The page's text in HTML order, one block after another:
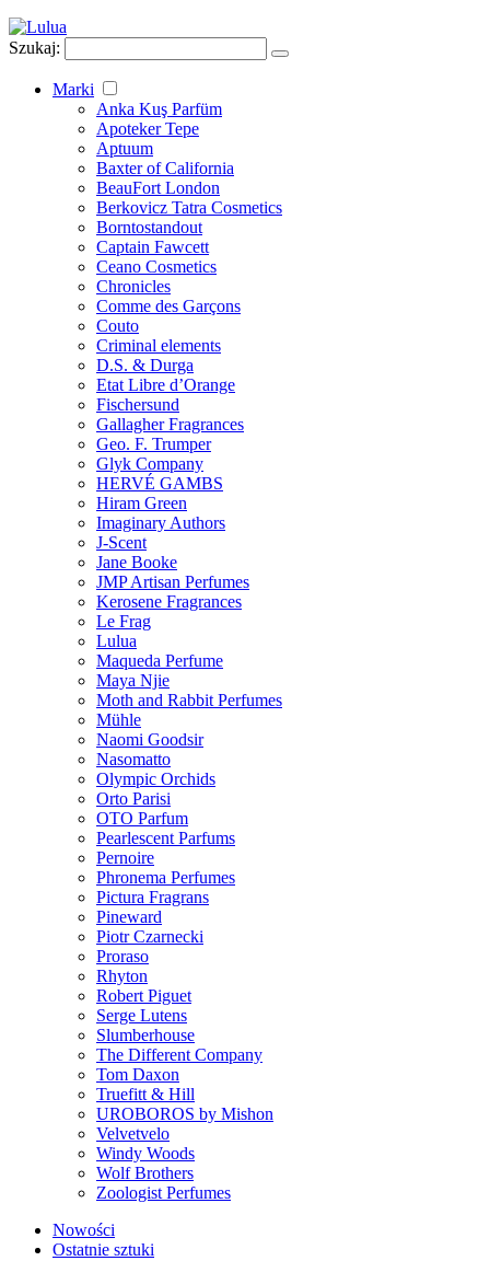
Szukaj:
Marki
Anka Kuş Parfüm
Apoteker Tepe
Aptuum
Baxter of California
BeauFort London
Berkovicz Tatra Cosmetics
Borntostandout
Captain Fawcett
Ceano Cosmetics
Chronicles
Comme des Garçons
Couto
Criminal elements
D.S. & Durga
Etat Libre d’Orange
Fischersund
Gallagher Fragrances
Geo. F. Trumper
Glyk Company
HERVÉ GAMBS
Hiram Green
Imaginary Authors
J-Scent
Jane Booke
JMP Artisan Perfumes
Kerosene Fragrances
Le Frag
Lulua
Maqueda Perfume
Maya Njie
Moth and Rabbit Perfumes
Mühle
Naomi Goodsir
Nasomatto
Olympic Orchids
Orto Parisi
OTO Parfum
Pearlescent Parfums
Pernoire
Phronema Perfumes
Pictura Fragrans
Pineward
Piotr Czarnecki
Proraso
Rhyton
Robert Piguet
Serge Lutens
Slumberhouse
The Different Company
Tom Daxon
Truefitt & Hill
UROBOROS by Mishon
Velvetvelo
Windy Woods
Wolf Brothers
Zoologist Perfumes
Nowości
Ostatnie sztuki